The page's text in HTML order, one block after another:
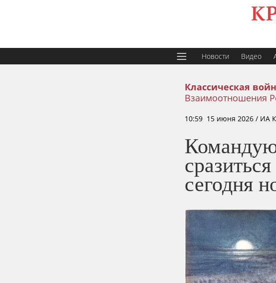
Новости Видео
Классическая
Взаимоотношения
10:59 15 июня 2026 / ИА
сегодня